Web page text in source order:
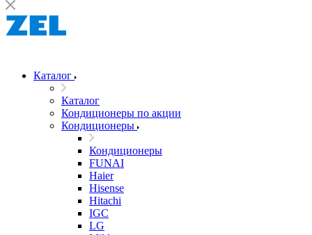
Каталог
Каталог
Кондиционеры по акции
Кондиционеры
Кондиционеры
FUNAI
Haier
Hisense
Hitachi
IGC
LG